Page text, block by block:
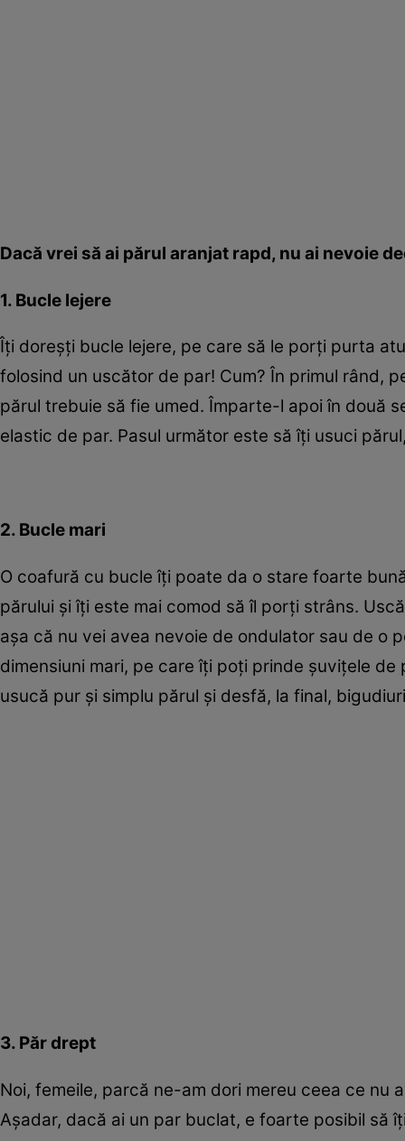
Dacă vrei să ai părul aranjat rapd, nu ai nevoie
1. Bucle lejere
Îţi doreşţi bucle lejere, pe care să le porţi purta
folosind un uscător de par! Cum? În primul rând,
părul trebuie să fie umed. Împarte-l apoi în două
elastic de par. Pasul următor este să îţi usuci
2. Bucle mari
O coafură cu bucle îţi poate da o stare foarte
părului şi îţi este mai comod să îl porţi strâns.
aşa că nu vei avea nevoie de ondulator sau de o
dimensiuni mari, pe care îţi poţi prinde şuviţele
usucă pur şi simplu părul şi desfă, la final,
3. Păr drept
Noi, femeile, parcă ne-am dori mereu ceea ce
Aşadar, dacă ai un par buclat, e foarte posibil să